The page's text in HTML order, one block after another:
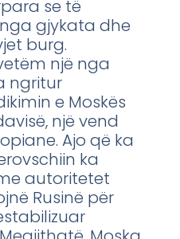
se të
gjykata dhe
burg.
një nga
ngritur
e Moskës
një vend
Ajo që ka
ka
autoritetet
Rusinë për